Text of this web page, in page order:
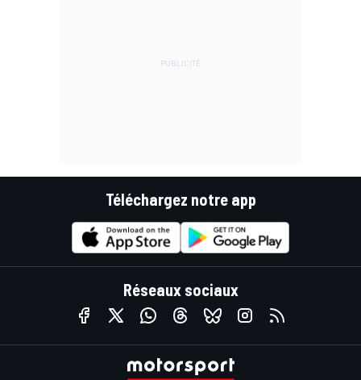
Téléchargez notre app
Réseaux sociaux